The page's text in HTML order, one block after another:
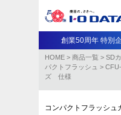
創業50周年 特別
HOME > 商品一覧 > SD
パクトフラッシュ >
ズ 仕様
コンパクトフラッシュ